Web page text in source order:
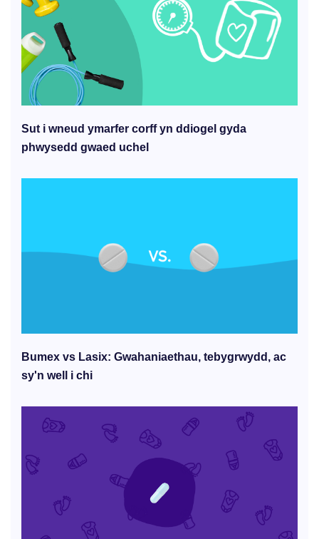
Sut i wneud ymarfer corff yn ddiogel gyda
phwysedd gwaed uchel
Bumex vs Lasix: Gwahaniaethau, tebygrwydd, ac
sy'n well i chi